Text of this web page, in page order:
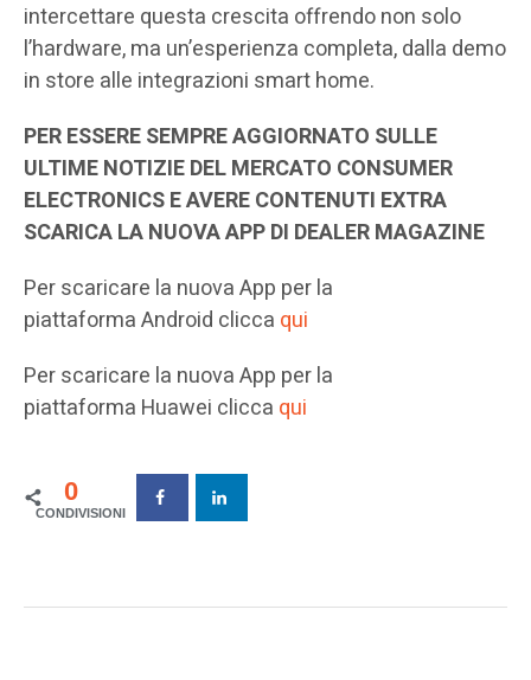
intercettare questa crescita offrendo non solo
l’hardware, ma un’esperienza completa, dalla demo
in store alle integrazioni smart home.
PER ESSERE SEMPRE AGGIORNATO SULLE
ULTIME NOTIZIE DEL MERCATO CONSUMER
ELECTRONICS E AVERE CONTENUTI EXTRA
SCARICA LA NUOVA APP DI DEALER MAGAZINE
Per scaricare la nuova App per la
piattaforma Android clicca qui
Per scaricare la nuova App per la
piattaforma Huawei clicca qui
0